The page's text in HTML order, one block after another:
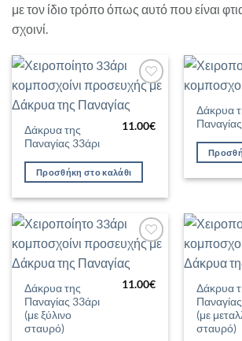
με τον ίδιο τρόπο όπως αυτό που είναι
σχοινί.
Προσθήκη
στη Λίστα
Δάκρυα της
Παναγίας 33άρι
11.00€
Προσθήκη στο καλάθι
Δάκρυα
Προσθήκη
στη Λίστα
Δάκρυα της
Παναγίας 33άρι
(με ξύλινο
σταυρό)
11.00€
Δάκρυα
(με
σταυρό)